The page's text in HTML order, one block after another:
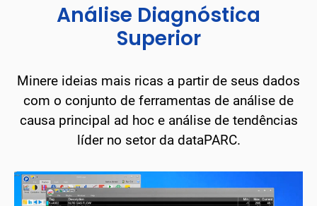
Análise Diagnóstica
Superior
Minere ideias mais ricas a partir de seus dados
com o conjunto de ferramentas de análise de
causa principal ad hoc e análise de tendências
líder no setor da dataPARC.